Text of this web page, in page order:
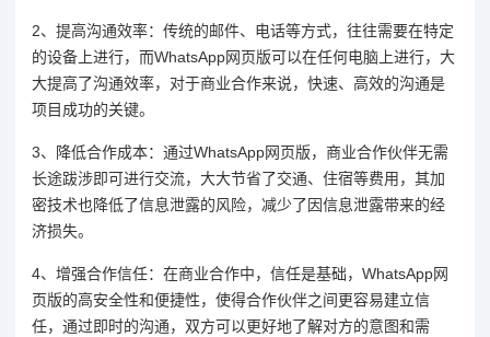
2、提高沟通效率：传统的邮件、电话等方式，往往需要在特定
的设备上进行，而WhatsApp网页版可以在任何电脑上进行，大
大提高了沟通效率，对于商业合作来说，快速、高效的沟通是
项目成功的关键。
3、降低合作成本：通过WhatsApp网页版，商业合作伙伴无需
长途跋涉即可进行交流，大大节省了交通、住宿等费用，其加
密技术也降低了信息泄露的风险，减少了因信息泄露带来的经
济损失。
4、增强合作信任：在商业合作中，信任是基础，WhatsApp网
页版的高安全性和便捷性，使得合作伙伴之间更容易建立信
任，通过即时的沟通，双方可以更好地了解对方的意图和需